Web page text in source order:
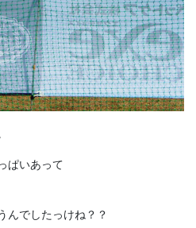
ぱいあって
んでしたっけね？？